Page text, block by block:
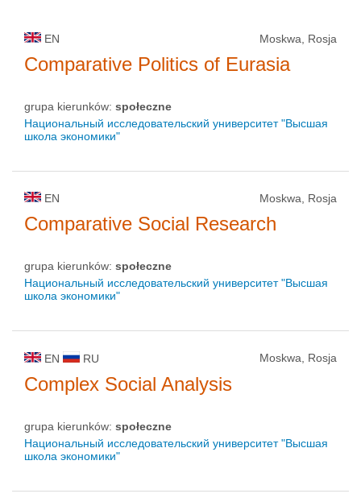
EN Moskwa, Rosja
Comparative Politics of Eurasia
grupa kierunków: społeczne
Национальный исследовательский университет "Высшая
школа экономики"
EN Moskwa, Rosja
Comparative Social Research
grupa kierunków: społeczne
Национальный исследовательский университет "Высшая
школа экономики"
EN RU Moskwa, Rosja
Complex Social Analysis
grupa kierunków: społeczne
Национальный исследовательский университет "Высшая
школа экономики"